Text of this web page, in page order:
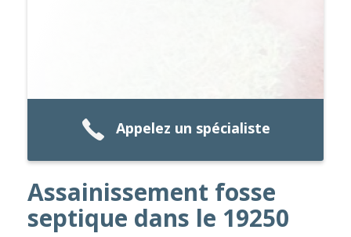
Appelez un spécialiste
Assainissement fosse
septique dans le 19250